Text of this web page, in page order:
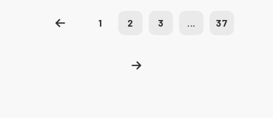
1 2 3 ... 37